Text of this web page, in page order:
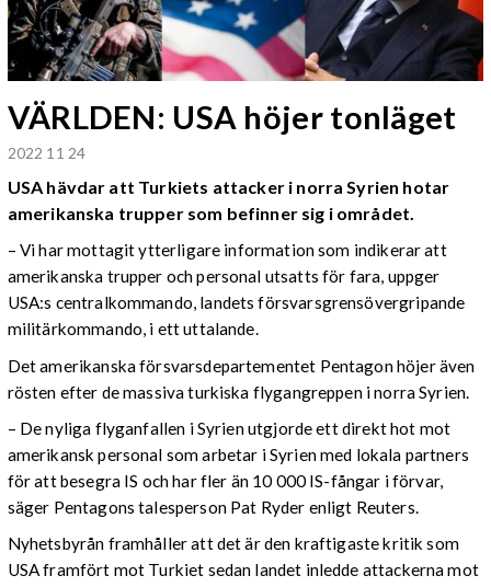
VÄRLDEN: USA höjer tonläget
2022 11 24
USA hävdar att Turkiets attacker i norra Syrien hotar
amerikanska trupper som befinner sig i området.
– Vi har mottagit ytterligare information som indikerar att
amerikanska trupper och personal utsatts för fara, uppger
USA:s centralkommando, landets försvarsgrensövergripande
militärkommando, i ett uttalande.
Det amerikanska försvarsdepartementet Pentagon höjer även
rösten efter de massiva turkiska flygangreppen i norra Syrien.
– De nyliga flyganfallen i Syrien utgjorde ett direkt hot mot
amerikansk personal som arbetar i Syrien med lokala partners
för att besegra IS och har fler än 10 000 IS-fångar i förvar,
säger Pentagons talesperson Pat Ryder enligt Reuters.
Nyhetsbyrån framhåller att det är den kraftigaste kritik som
USA framfört mot Turkiet sedan landet inledde attackerna mot